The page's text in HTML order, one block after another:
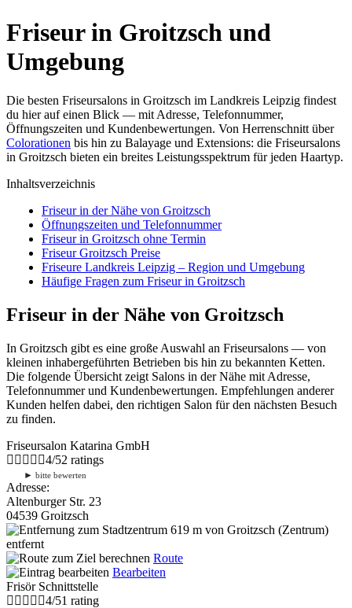
Friseur in Groitzsch und
Umgebung
Die besten Friseursalons in Groitzsch im Landkreis Leipzig findest
du hier auf einen Blick — mit Adresse, Telefonnummer,
Öffnungszeiten und Kundenbewertungen. Von Herrenschnitt über
Colorationen bis hin zu Balayage und Extensions: die Friseursalons
in Groitzsch bieten ein breites Leistungsspektrum für jeden Haartyp.
Inhaltsverzeichnis
Friseur in der Nähe von Groitzsch
Öffnungszeiten und Telefonnummer
Friseur in Groitzsch ohne Termin
Friseur Groitzsch Preise
Friseure Landkreis Leipzig – Region und Umgebung
Häufige Fragen zum Friseur in Groitzsch
Friseur in der Nähe von Groitzsch
In Groitzsch gibt es eine große Auswahl an Friseursalons — von
kleinen inhabergeführten Betrieben bis hin zu bekannten Ketten.
Die folgende Übersicht zeigt Salons in der Nähe mit Adresse,
Telefonnummer und Kundenbewertungen. Empfehlungen anderer
Kunden helfen dabei, den richtigen Salon für den nächsten Besuch
zu finden.
Friseursalon Katarina GmbH
4/52 ratings
► bitte bewerten
Adresse:
Altenburger Str. 23
04539 Groitzsch
619 m von Groitzsch (Zentrum)
entfernt
Route
Bearbeiten
Frisör Schnittstelle
4/51 rating